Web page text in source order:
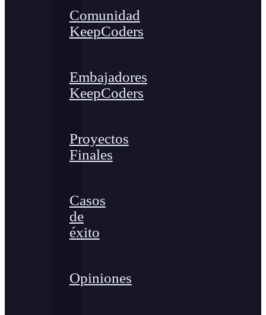
Comunidad
KeepCoders
Embajadores
KeepCoders
Proyectos
Finales
Casos
de
éxito
Opiniones